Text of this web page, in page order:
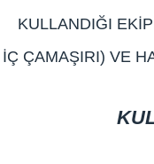
KULLANDIĞI
ÇAMAŞIRI) VE